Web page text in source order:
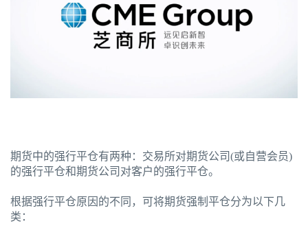
期货中的强行平仓有两种：交易所对期货公司(或自营会员)
的强行平仓和期货公司对客户的强行平仓。
根据强行平仓原因的不同，可将期货强制平仓分为以下几
类：